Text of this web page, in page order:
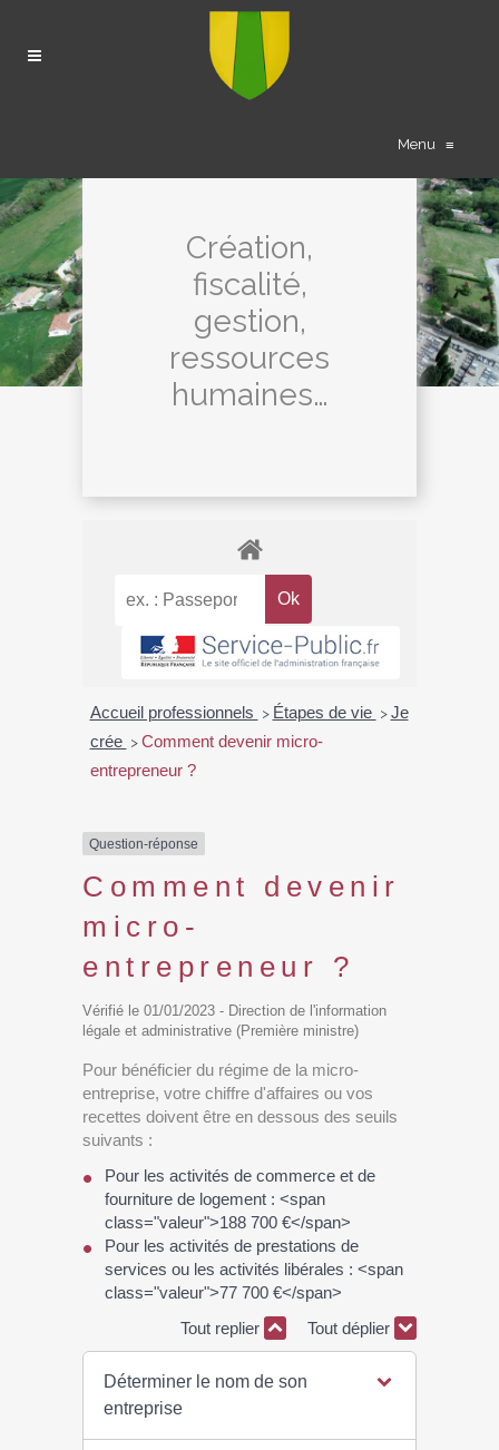
Menu ≡
Création,
fiscalité,
gestion,
ressources
humaines…
Accueil professionnels > Étapes de vie > Je
crée > Comment devenir micro-
entrepreneur ?
Question-réponse
Comment devenir
micro-
entrepreneur ?
Vérifié le 01/01/2023 - Direction de l'information
légale et administrative (Première ministre)
Pour bénéficier du régime de la micro-
entreprise, votre chiffre d'affaires ou vos
recettes doivent être en dessous des seuils
suivants :
Pour les activités de commerce et de
fourniture de logement : <span
class="valeur">188 700 €</span>
Pour les activités de prestations de
services ou les activités libérales : <span
class="valeur">77 700 €</span>
Tout replier
Tout déplier
Déterminer le nom de son
entreprise